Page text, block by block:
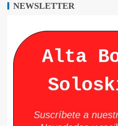
NEWSLETTER
Alta
Suscríbete a